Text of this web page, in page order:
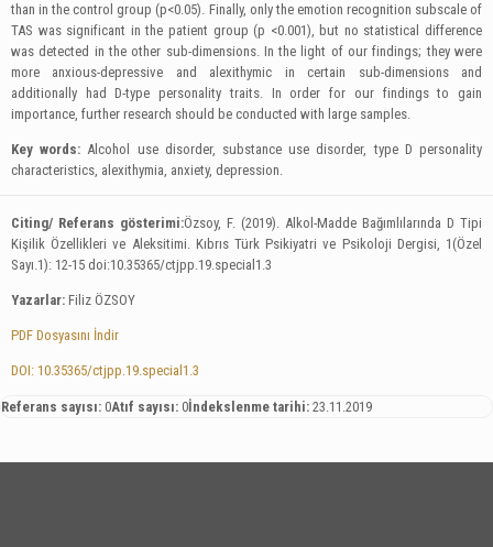
than in the control group (p<0.05). Finally, only the emotion recognition subscale of
TAS was significant in the patient group (p <0.001), but no statistical difference
was detected in the other sub-dimensions. In the light of our findings; they were
more anxious-depressive and alexithymic in certain sub-dimensions and
additionally had D-type personality traits. In order for our findings to gain
importance, further research should be conducted with large samples.
Key words: Alcohol use disorder, substance use disorder, type D personality
characteristics, alexithymia, anxiety, depression.
Citing/ Referans gösterimi:Özsoy, F. (2019). Alkol-Madde Bağımlılarında D Tipi
Kişilik Özellikleri ve Aleksitimi. Kıbrıs Türk Psikiyatri ve Psikoloji Dergisi, 1(Özel
Sayı.1): 12-15 doi:10.35365/ctjpp.19.special1.3
Yazarlar: Filiz ÖZSOY
PDF Dosyasını İndir
DOI: 10.35365/ctjpp.19.special1.3
Referans sayısı: 0Atıf sayısı: 0İndekslenme tarihi: 23.11.2019